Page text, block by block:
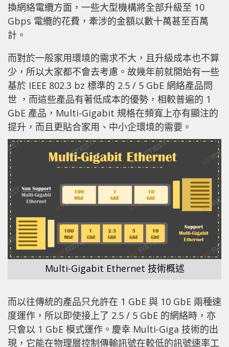
換網絡電纜方面，一些大型機構將全部升級至 10
Gbps 電纜的花費，牽涉的金額以數十萬甚至百萬
計。
而對於一般家用環境的需求不大，且升級成本也不算
少，所以大家都不會去考慮。故幾年前就開始有一些
基於 IEEE 802.3 bz 標準的 2.5 / 5 GbE 網絡產品問
世 ，而這些產品有著低成本的優勢，相較普遍的 1
GbE 產品，Multi-Gigabit 規格在頻寬上亦有顯注的
提升，而且更貼合家用、中小企環境的需要。
Multi-Gigabit Ethernet 技術概述
而以往傳統的產品只允許在 1 GbE 與 10 GbE 兩種速
度運作，所以即使接上了 2.5 / 5 GbE 的網絡時，亦
只會以 1 GbE 模式運作。慶幸 Multi-Giga 技術的出
現， 它能在物理層控制傳輸訊號在較低的訊號速率工